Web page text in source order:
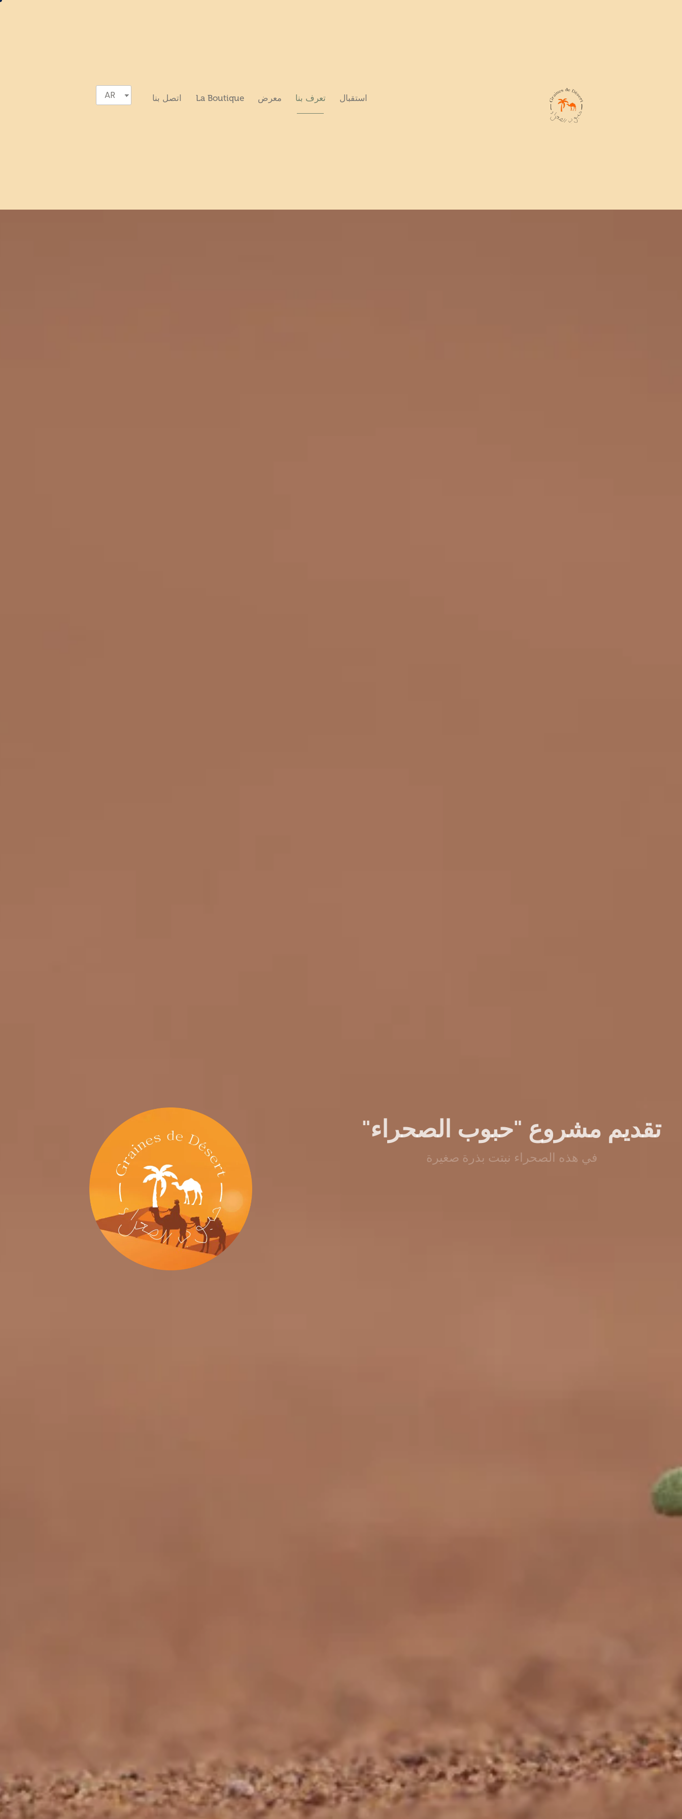
استقبال تعرف بنا معرض La Boutique اتصل بنا AR
تقديم مشروع "حبوب الصحراء"
في هذه الصحراء نبتت بذرة صغيرة